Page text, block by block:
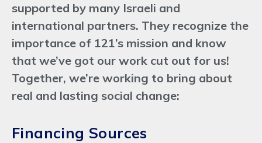
supported by many Israeli and
international partners. They recognize the
importance of 121’s mission and know
that we’ve got our work cut out for us!
Together, we’re working to bring about
real and lasting social change:
Financing Sources